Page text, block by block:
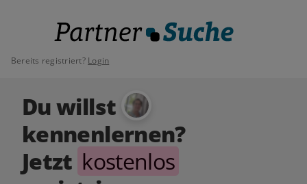
Bereits registriert? Login
Du willst
kennenlernen?
Jetzt kostenlos